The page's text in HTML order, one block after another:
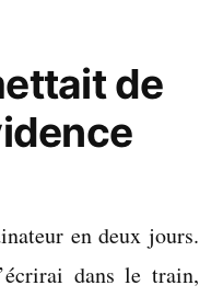
de
en deux jours.
dans le train,